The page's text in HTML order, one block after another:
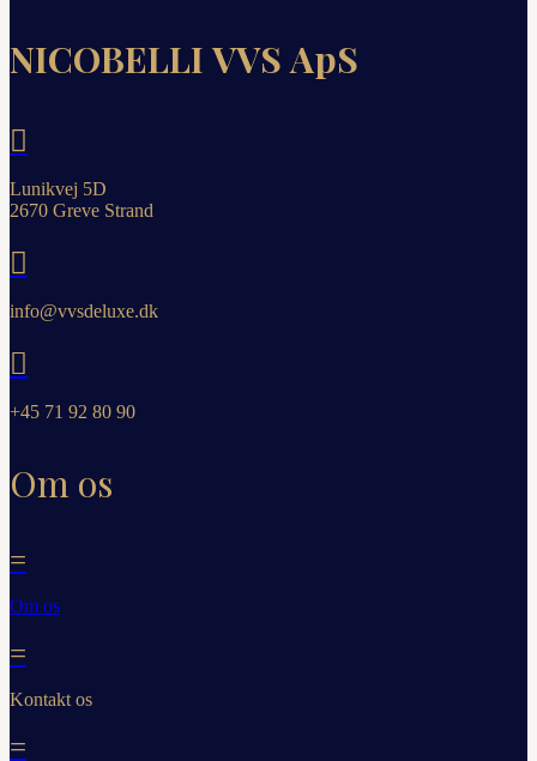
NICOBELLI VVS ApS

Lunikvej 5D
2670 Greve Strand

info@vvsdeluxe.dk

+45 71 92 80 90
Om os
=
Om os
=
Kontakt os
=